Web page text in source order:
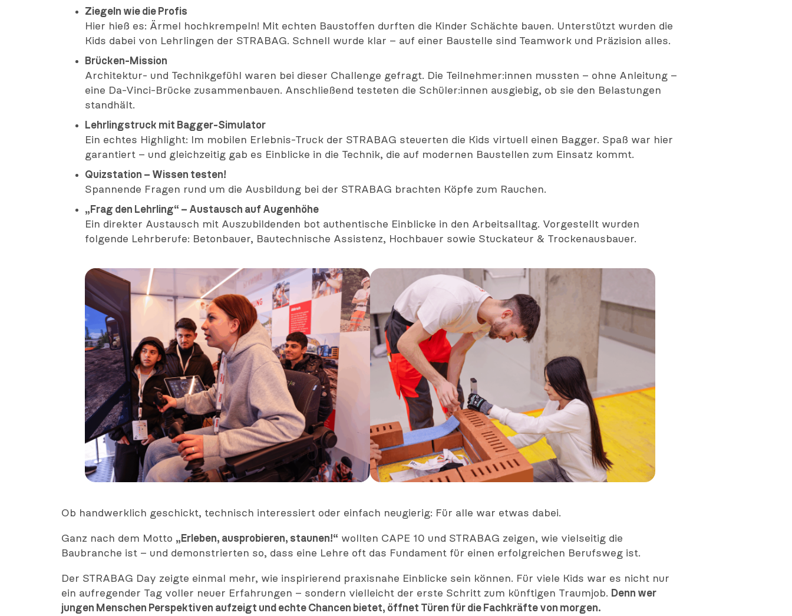
Ziegeln wie die Profis
Hier hieß es: Ärmel hochkrempeln! Mit echten Baustoffen durften die Kinder Schächte bauen. Unterstützt wurden die
Kids dabei von Lehrlingen der STRABAG. Schnell wurde klar – auf einer Baustelle sind Teamwork und Präzision alles.
Brücken-Mission
Architektur- und Technikgefühl waren bei dieser Challenge gefragt. Die Teilnehmer:innen mussten – ohne Anleitung –
eine Da-Vinci-Brücke zusammenbauen. Anschließend testeten die Schüler:innen ausgiebig, ob sie den Belastungen
standhält.
Lehrlingstruck mit Bagger-Simulator
Ein echtes Highlight: Im mobilen Erlebnis-Truck der STRABAG steuerten die Kids virtuell einen Bagger. Spaß war hier
garantiert – und gleichzeitig gab es Einblicke in die Technik, die auf modernen Baustellen zum Einsatz kommt.
Quizstation – Wissen testen!
Spannende Fragen rund um die Ausbildung bei der STRABAG brachten Köpfe zum Rauchen.
„Frag den Lehrling“ – Austausch auf Augenhöhe
Ein direkter Austausch mit Auszubildenden bot authentische Einblicke in den Arbeitsalltag. Vorgestellt wurden
folgende Lehrberufe: Betonbauer, Bautechnische Assistenz, Hochbauer sowie Stuckateur & Trockenausbauer.
Ob handwerklich geschickt, technisch interessiert oder einfach neugierig: Für alle war etwas dabei.
Ganz nach dem Motto „Erleben, ausprobieren, staunen!“ wollten CAPE 10 und STRABAG zeigen, wie vielseitig die
Baubranche ist – und demonstrierten so, dass eine Lehre oft das Fundament für einen erfolgreichen Berufsweg ist.
Der STRABAG Day zeigte einmal mehr, wie inspirierend praxisnahe Einblicke sein können. Für viele Kids war es nicht nur
ein aufregender Tag voller neuer Erfahrungen – sondern vielleicht der erste Schritt zum künftigen Traumjob. Denn wer
jungen Menschen Perspektiven aufzeigt und echte Chancen bietet, öffnet Türen für die Fachkräfte von morgen.